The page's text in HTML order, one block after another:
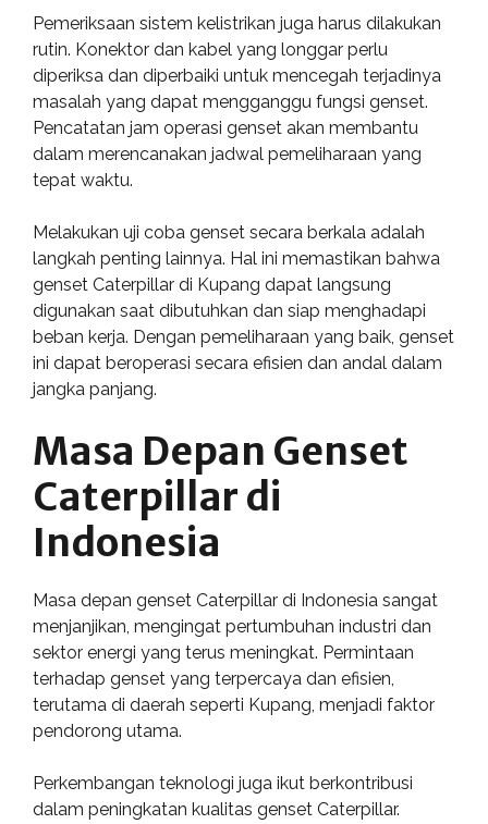
Pemeriksaan sistem kelistrikan juga harus dilakukan
rutin. Konektor dan kabel yang longgar perlu
diperiksa dan diperbaiki untuk mencegah terjadinya
masalah yang dapat mengganggu fungsi genset.
Pencatatan jam operasi genset akan membantu
dalam merencanakan jadwal pemeliharaan yang
tepat waktu.
Melakukan uji coba genset secara berkala adalah
langkah penting lainnya. Hal ini memastikan bahwa
genset Caterpillar di Kupang dapat langsung
digunakan saat dibutuhkan dan siap menghadapi
beban kerja. Dengan pemeliharaan yang baik, genset
ini dapat beroperasi secara efisien dan andal dalam
jangka panjang.
Masa Depan Genset
Caterpillar di
Indonesia
Masa depan genset Caterpillar di Indonesia sangat
menjanjikan, mengingat pertumbuhan industri dan
sektor energi yang terus meningkat. Permintaan
terhadap genset yang terpercaya dan efisien,
terutama di daerah seperti Kupang, menjadi faktor
pendorong utama.
Perkembangan teknologi juga ikut berkontribusi
dalam peningkatan kualitas genset Caterpillar.